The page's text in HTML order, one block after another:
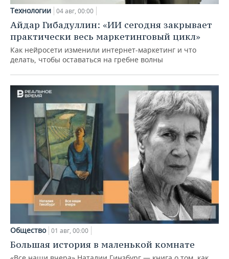
Технологии 04 авг, 00:00
Айдар Гибадуллин: «ИИ сегодня закрывает
практически весь маркетинговый цикл»
Как нейросети изменили интернет-маркетинг и что
делать, чтобы оставаться на гребне волны
Общество 01 авг, 00:00
Большая история в маленькой комнате